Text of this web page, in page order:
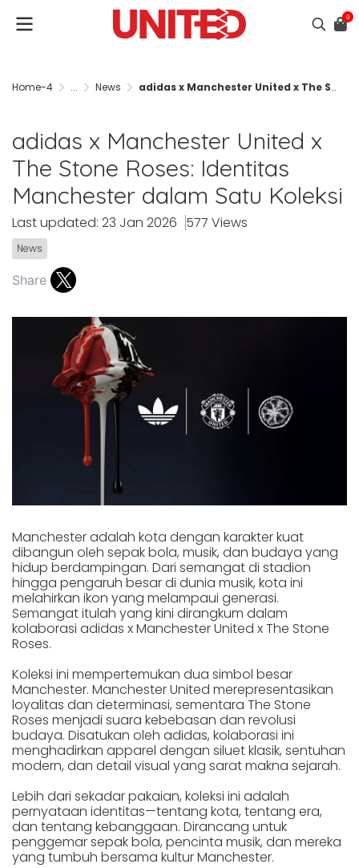
0
Home-4 ... News adidas x Manchester United x The Stone Roses: Identitas Manchester dalam Satu Koleksi
adidas x Manchester United x
The Stone Roses: Identitas
Manchester dalam Satu Koleksi
Last updated: 23 Jan 2026 577 Views
News
Share
Manchester adalah kota dengan karakter kuat
dibangun oleh sepak bola, musik, dan budaya yang
hidup berdampingan. Dari semangat di stadion
hingga pengaruh besar di dunia musik, kota ini
melahirkan ikon yang melampaui generasi.
Semangat itulah yang kini dirangkum dalam
kolaborasi adidas x Manchester United x The Stone
Roses.
Koleksi ini mempertemukan dua simbol besar
Manchester. Manchester United merepresentasikan
loyalitas dan determinasi, sementara The Stone
Roses menjadi suara kebebasan dan revolusi
budaya. Disatukan oleh adidas, kolaborasi ini
menghadirkan apparel dengan siluet klasik, sentuhan
modern, dan detail visual yang sarat makna sejarah.
Lebih dari sekadar pakaian, koleksi ini adalah
pernyataan identitas—tentang kota, tentang era,
dan tentang kebanggaan. Dirancang untuk
penggemar sepak bola, pencinta musik, dan mereka
yang tumbuh bersama kultur Manchester.